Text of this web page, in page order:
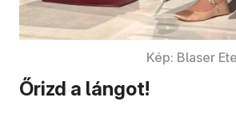
Kép: Blaser
Őrizd a lángot!